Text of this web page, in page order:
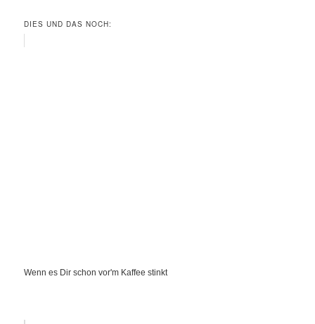
DIES UND DAS NOCH:
Wenn es Dir schon vor'm Kaffee stinkt